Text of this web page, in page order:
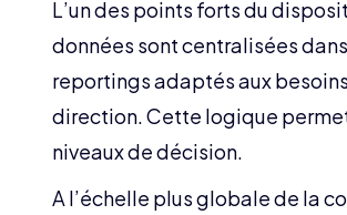
L’un des points forts du
données sont centralisées
reportings adaptés aux
direction. Cette logique
niveaux de décision.
A l’échelle plus globale de la